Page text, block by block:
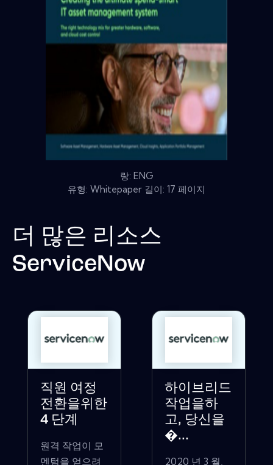
랑: ENG
유형: Whitepaper 길이: 17 페이지
더 많은 리소스
ServiceNow
직원 여정
전환을위한
4 단계
원격 작업이 모
멘텀을 얻으려
하이브리드
작업을하
고, 당신을
�...
2020 년 3 월,